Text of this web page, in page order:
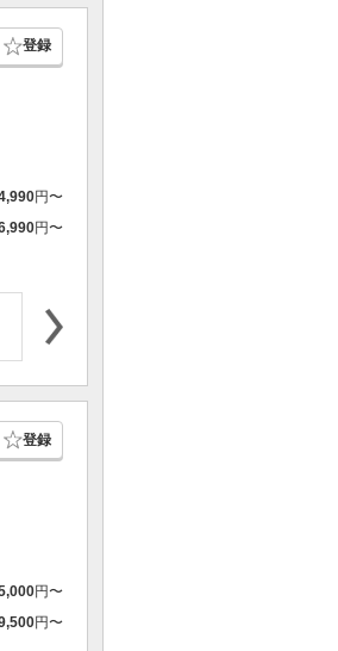
登録
円〜
円〜
8/17
月
登録
円〜
円〜